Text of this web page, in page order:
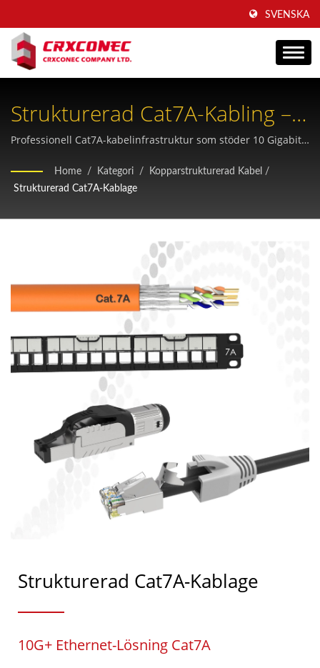
SVENSKA
Strukturerad Cat7A-Kabling –
10G+ Ethernet-Lösning
Professionell Cat7A-kabelinfrastruktur som stöder 10 Gigabit-
fullständig regelefterlevnad för telekommunikations- och
datacenterapplikationer.
Home / Kategori / Kopparstrukturerad Kabel /
Strukturerad Cat7A-Kablage
Strukturerad Cat7A-Kablage
10G+ Ethernet-Lösning Cat7A